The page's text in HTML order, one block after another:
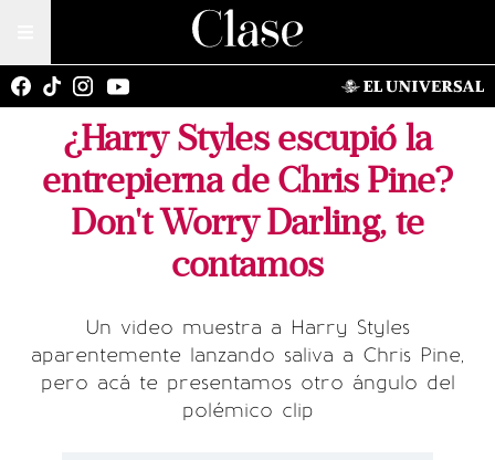
¿Harry Styles escupió la
entrepierna de Chris Pine?
Don't Worry Darling, te
contamos
Un video muestra a Harry Styles
aparentemente lanzando saliva a Chris Pine,
pero acá te presentamos otro ángulo del
polémico clip